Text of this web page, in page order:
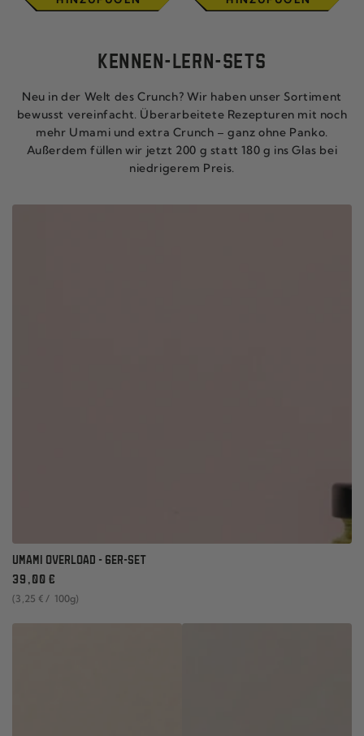
KENNEN-LERN-SETS
Neu in der Welt des Crunch? Wir haben unser Sortiment
bewusst vereinfacht. Überarbeitete Rezepturen mit noch
mehr Umami und extra Crunch – ganz ohne Panko.
Außerdem füllen wir jetzt 200 g statt 180 g ins Glas bei
niedrigerem Preis.
UMAMI OVERLOAD - 6ER-SET
Regulärer
Preis
39 ,00 €
Stückpreis
(3 ,25 € / pro
100g)